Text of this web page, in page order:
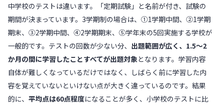
中学校のテストは違います。「定期試験」と名前が付き、試験の
期間が決まっています。3学期制の場合は、①1学期中間、②1学期
期末、③2学期中間、④2学期期末、⑤学年末の5回実施する学校が
一般的です。テストの回数が少ない分、 出題範囲が広く、1.5〜2
か月の間に学習したことすべてが出題対象となります。学習内容
自体が難しくなっているだけではなく、しばらく前に学習した内
容を覚えていないといけない点が大きく違っているのです。結果
的に、 平均点は60点程度になることが多く、小学校のテストに比